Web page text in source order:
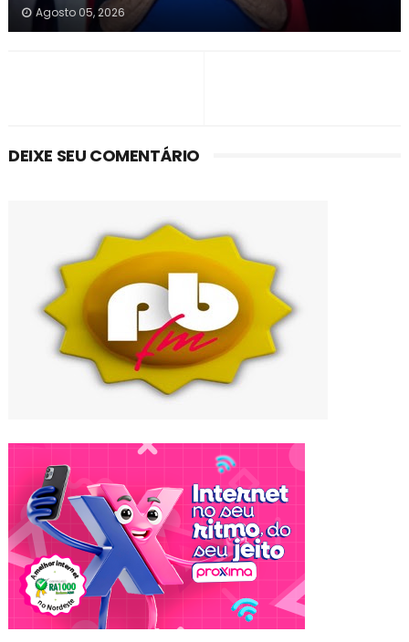
Agosto 05, 2026
DEIXE SEU COMENTÁRIO